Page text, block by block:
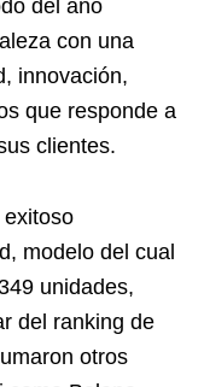
del año
con una
innovación,
que responde a
clientes.
modelo del cual
unidades,
del ranking de
otros